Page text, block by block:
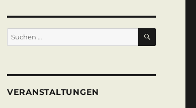
Suche
nach:
SUCHEN
VERANSTALTUNGEN